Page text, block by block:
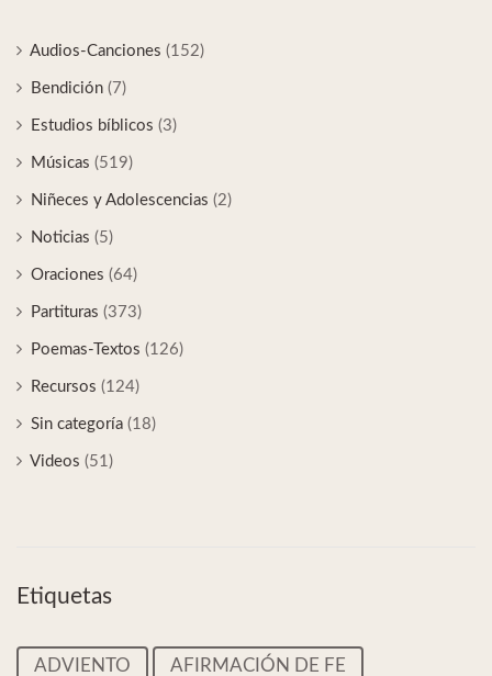
Audios-Canciones (152)
Bendición (7)
Estudios bíblicos (3)
Músicas (519)
Niñeces y Adolescencias (2)
Noticias (5)
Oraciones (64)
Partituras (373)
Poemas-Textos (126)
Recursos (124)
Sin categoría (18)
Videos (51)
Etiquetas
ADVIENTO AFIRMACIÓN DE FE